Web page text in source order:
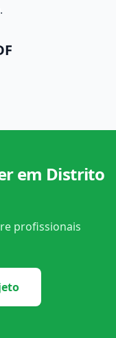
em Distrito
profissionais